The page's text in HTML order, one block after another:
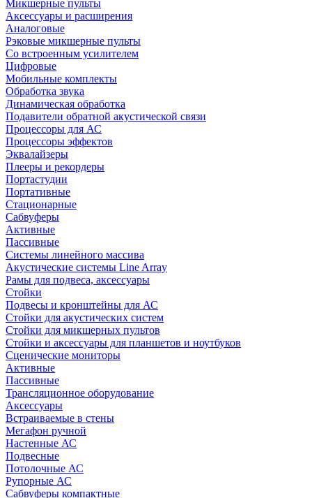
Микшерные пульты
Аксессуары и расширения
Аналоговые
Рэковые микшерные пульты
Со встроенным усилителем
Цифровые
Мобильные комплекты
Обработка звука
Динамическая обработка
Подавители обратной акустической связи
Процессоры для АС
Процессоры эффектов
Эквалайзеры
Плееры и рекордеры
Портастудии
Портативные
Стационарные
Сабвуферы
Активные
Пассивные
Системы линейного массива
Акустические системы Line Array
Рамы для подвеса, аксессуары
Стойки
Подвесы и кронштейны для АС
Стойки для акустических систем
Стойки для микшерных пультов
Стойки и аксессуары для планшетов и ноутбуков
Сценические мониторы
Активные
Пассивные
Трансляционное оборудование
Аксессуары
Встраиваемые в стены
Мегафон ручной
Настенные АС
Подвесные
Потолочные АС
Рупорные АС
Сабвуферы компактные